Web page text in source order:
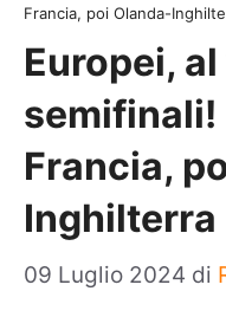
Francia, poi Olanda-
Europei,
semifinali!
Francia,
Inghilterra
09 Luglio 2024 di